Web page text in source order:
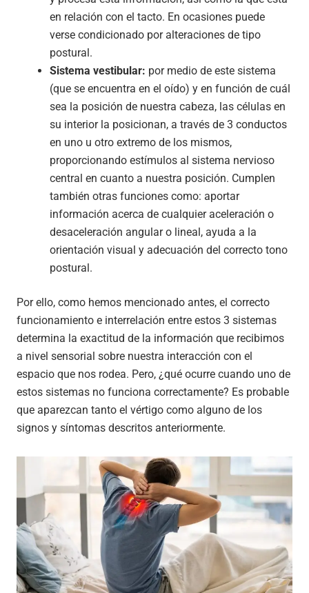
en relación con el tacto. En ocasiones puede
verse condicionado por alteraciones de tipo
postural.
Sistema vestibular: por medio de este sistema
(que se encuentra en el oído) y en función de cuál
sea la posición de nuestra cabeza, las células en
su interior la posicionan, a través de 3 conductos
en uno u otro extremo de los mismos,
proporcionando estímulos al sistema nervioso
central en cuanto a nuestra posición. Cumplen
también otras funciones como: aportar
información acerca de cualquier aceleración o
desaceleración angular o lineal, ayuda a la
orientación visual y adecuación del correcto tono
postural.
Por ello, como hemos mencionado antes, el correcto
funcionamiento e interrelación entre estos 3 sistemas
determina la exactitud de la información que recibimos
a nivel sensorial sobre nuestra interacción con el
espacio que nos rodea. Pero, ¿qué ocurre cuando uno de
estos sistemas no funciona correctamente? Es probable
que aparezcan tanto el vértigo como alguno de los
signos y síntomas descritos anteriormente.